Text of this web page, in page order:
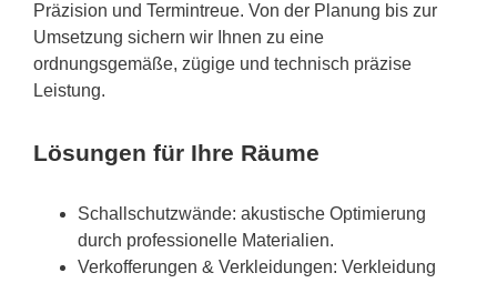
Präzision und Termintreue. Von der Planung bis zur
Umsetzung sichern wir Ihnen zu eine
ordnungsgemäße, zügige und technisch präzise
Leistung.
Lösungen für Ihre Räume
Schallschutzwände: akustische Optimierung
durch professionelle Materialien.
Verkofferungen & Verkleidungen: Verkleidung